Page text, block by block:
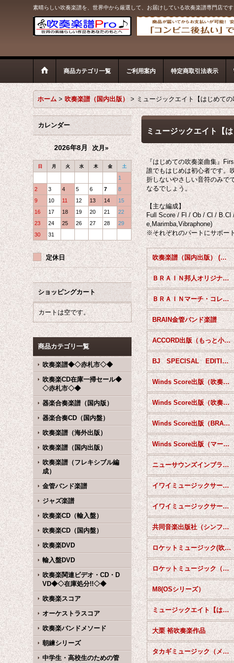
素晴らしい吹奏楽譜を、世界中から厳選して、お届けしている吹奏楽譜専門店です
商品カテゴリ一覧 ご利用案内 特定商取引法表示
ホーム > 吹奏楽譜（国内出版） > ミュージックエイト【はじめて
カレンダー
2026年8月 次月»
日 月 火 水 木 金 土
1
2
3 4 5 6 7
8
9
10 11 12 13 14
15
16
17 18 19 20 21
22
23
24 25 26 27 28
29
30
31
定休日
ショッピングカート
カートは空です。
商品カテゴリ一覧
吹奏楽譜◆◇赤札市◇◆
吹奏楽CD在庫一掃セール◆
◇赤札市◇◆
器楽合奏楽譜（国内版）
器楽合奏CD（国内盤）
吹奏楽譜（海外出版）
吹奏楽譜（国内出版）
吹奏楽譜（フレキシブル編
成）
金管バンド楽譜
ジャズ楽譜
吹奏楽CD（輸入盤）
吹奏楽CD（国内盤）
吹奏楽DVD
輸入盤DVD
吹奏楽関連ビデオ・CD・D
VD◆◇在庫処分!!◇◆
吹奏楽スコア
オーケストラスコア
吹奏楽バンドメソード
朝練シリーズ
中学生・高校生のための管
ミュージックエイト【
『はじめての吹奏楽曲集』
誰でもはじめは初心者です。
折しないやさしい音符のみで
なるでしょう。
【主な編成】
Full Score / Fl / Ob / Cl / B.Cl
e,Marimba,Vibraphone)
※それぞれのパートにサポー
吹奏楽譜（国内出版） (全商品)
ＢＲＡＩＮ邦人オリジナル作品
ＢＲＡＩＮマーチ・コレクション
BRAIN金管バンド楽譜
ACCORD出版（もっと小編成）
BJ SPECISAL EDITION
Winds Score出版（吹奏楽セレクション）
Winds Score出版（吹奏楽ポップス）
Winds Score出版（BRASS＆CHORUS）
Winds Score出版（マーチシリーズ）
ニューサウンズインブラス（輸入版）
イワイミュージックサービス（オリジナル）
イワイミュージックサービス（クリスマスナンバー）
共同音楽出版社（シンフォニックバンド）
ロケットミュージック(吹奏楽ゴールドポップ）
ロケットミュージック（ブラバン！甲子園）
M8(OSシリーズ）
ミュージックエイト【はじめての吹奏楽楽曲集】
大栗 裕吹奏楽作品
タカギミュージック（メドレー・２曲組等）